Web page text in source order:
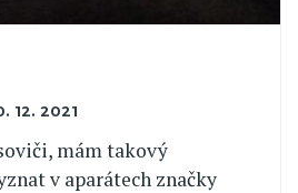
12. 2021
mám takový
v aparátech značky